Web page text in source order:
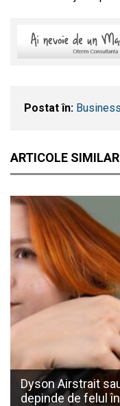
Postat în: Business
ARTICOLE
Dyson Airstrait
depinde de felul